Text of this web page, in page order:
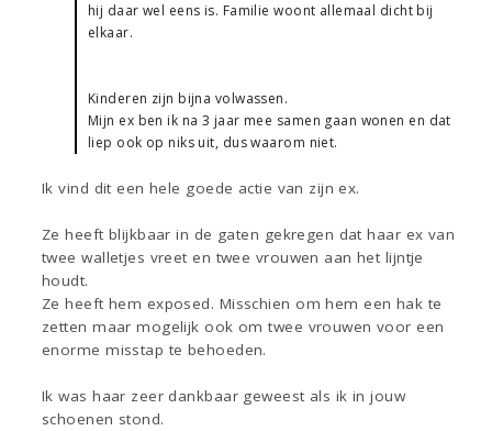
hij daar wel eens is. Familie woont allemaal dicht bij
elkaar.
Kinderen zijn bijna volwassen.
Mijn ex ben ik na 3 jaar mee samen gaan wonen en dat
liep ook op niks uit, dus waarom niet.
Ik vind dit een hele goede actie van zijn ex.
Ze heeft blijkbaar in de gaten gekregen dat haar ex van
twee walletjes vreet en twee vrouwen aan het lijntje
houdt.
Ze heeft hem exposed. Misschien om hem een hak te
zetten maar mogelijk ook om twee vrouwen voor een
enorme misstap te behoeden.
Ik was haar zeer dankbaar geweest als ik in jouw
schoenen stond.